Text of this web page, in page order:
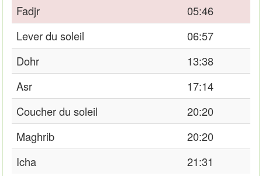
Fadjr
05:46
Lever du soleil
06:57
Dohr
13:38
Asr
17:14
Coucher du soleil
20:20
Maghrib
20:20
Icha
21:31